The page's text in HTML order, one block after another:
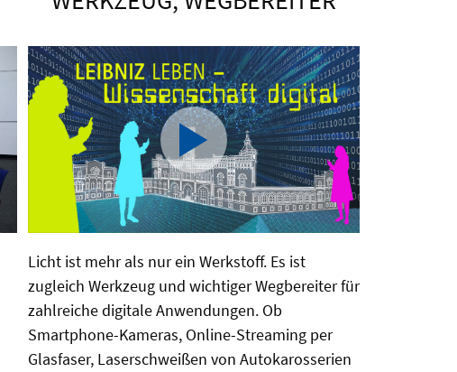
Licht ist mehr als nur ein Werkstoff. Es ist
zugleich Werkzeug und wichtiger Wegbereiter für
zahlreiche digitale Anwendungen. Ob
Smartphone-Kameras, Online-Streaming per
Glasfaser, Laserschweißen von Autokarosserien